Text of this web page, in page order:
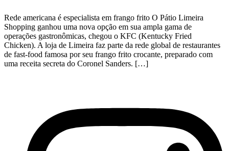
Rede americana é especialista em frango frito O Pátio Limeira
Shopping ganhou uma nova opção em sua ampla gama de
operações gastronômicas, chegou o KFC (Kentucky Fried
Chicken). A loja de Limeira faz parte da rede global de restaurantes
de fast-food famosa por seu frango frito crocante, preparado com
uma receita secreta do Coronel Sanders. […]